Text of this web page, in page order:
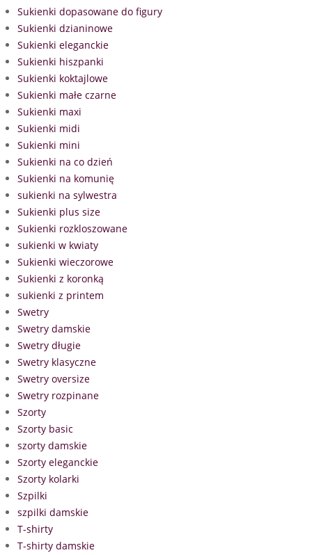
Sukienki dopasowane do figury
Sukienki dzianinowe
Sukienki eleganckie
Sukienki hiszpanki
Sukienki koktajlowe
Sukienki małe czarne
Sukienki maxi
Sukienki midi
Sukienki mini
Sukienki na co dzień
Sukienki na komunię
sukienki na sylwestra
Sukienki plus size
Sukienki rozkloszowane
sukienki w kwiaty
Sukienki wieczorowe
Sukienki z koronką
sukienki z printem
Swetry
Swetry damskie
Swetry długie
Swetry klasyczne
Swetry oversize
Swetry rozpinane
Szorty
Szorty basic
szorty damskie
Szorty eleganckie
Szorty kolarki
Szpilki
szpilki damskie
T-shirty
T-shirty damskie